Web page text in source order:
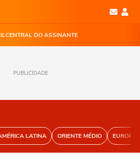
CENTRAL DO ASSINANTE
PUBLICIDADE
LATINA ORIENTE MÉDIO EUROPA